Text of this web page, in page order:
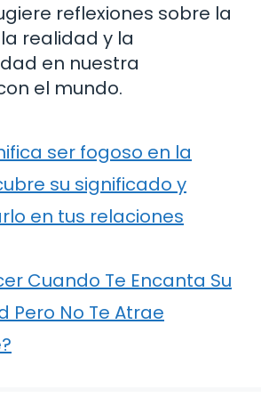
reflexiones sobre la
realidad y la
en nuestra
el mundo.
ser fogoso en la
su significado y
en tus relaciones
Cuando Te Encanta Su
Pero No Te Atrae